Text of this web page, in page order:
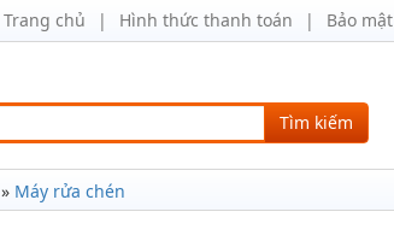
Trang chủ Hình thức thanh toán Bảo mật
Tìm kiếm
» Máy rửa chén